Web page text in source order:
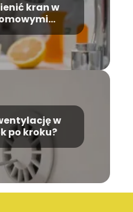
kran w
w
po kroku?